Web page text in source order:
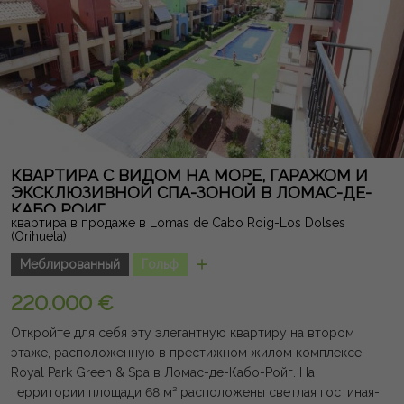
КВАРТИРА С ВИДОМ НА МОРЕ, ГАРАЖОМ И
ЭКСКЛЮЗИВНОЙ СПА-ЗОНОЙ В ЛОМАС-ДЕ-
КАБО РОИГ
квартира в продаже в Lomas de Cabo Roig-Los Dolses
(Orihuela)
Меблированный
Гольф
220.000 €
Откройте для себя эту элегантную квартиру на втором
этаже, расположенную в престижном жилом комплексе
Royal Park Green & Spa в Ломас-де-Кабо-Ройг. На
территории площади 68 м² расположены светлая гостиная-